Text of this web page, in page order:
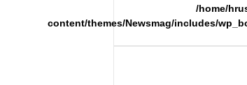
/home/
content/themes/Newsmag/includes/